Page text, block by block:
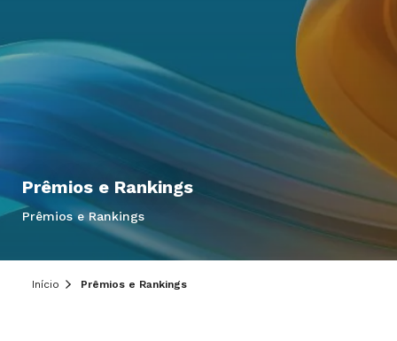
Prêmios e Rankings
Prêmios e Rankings
Início Prêmios e Rankings